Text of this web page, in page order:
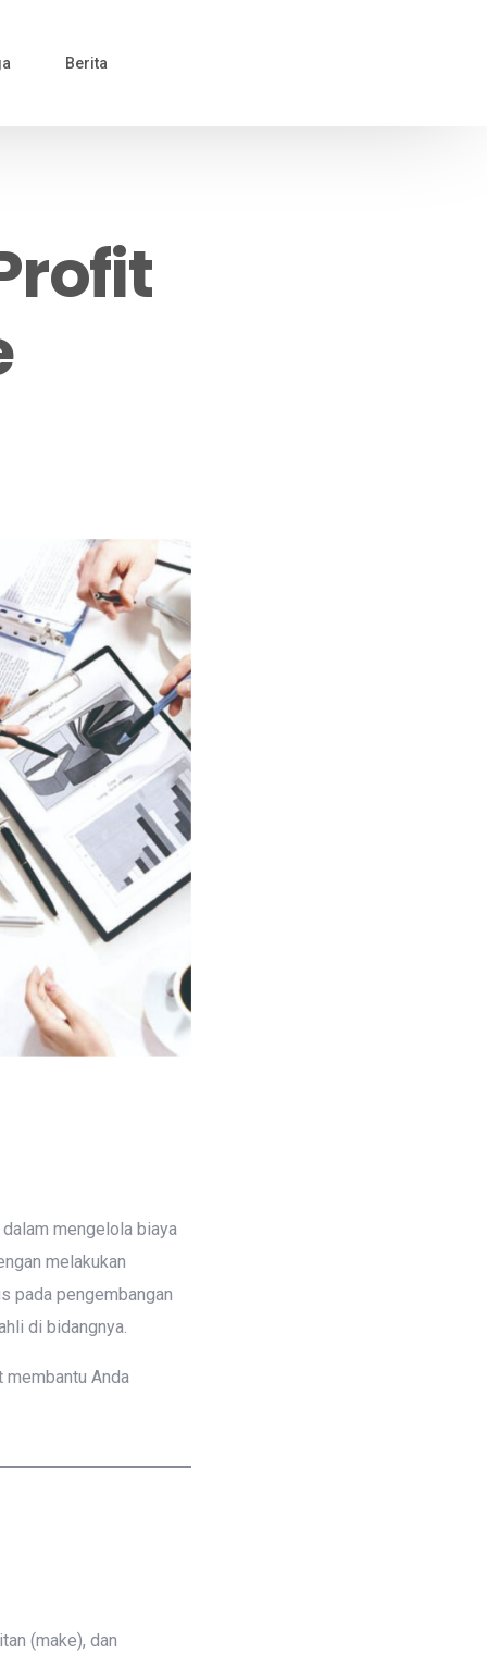
Berita
mengelola biaya
melakukan
pada pengembangan
di bidangnya.
membantu Anda
(make), dan